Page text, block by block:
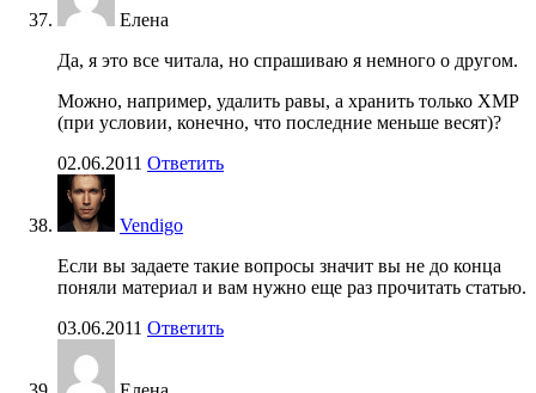
Елена
Да, я это все читала, но спрашиваю я немного о другом.
Можно, например, удалить равы, а хранить только XMP
(при условии, конечно, что последние меньше весят)?
02.06.2011 Ответить
Vendigo
Если вы задаете такие вопросы значит вы не до конца
поняли материал и вам нужно еще раз прочитать статью.
03.06.2011 Ответить